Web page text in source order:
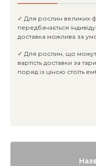
✓ Для рослин великих
передбачається
доставка можлива за
✓ Для рослин, що
вартість доставки за
поряд із ціною стоїть